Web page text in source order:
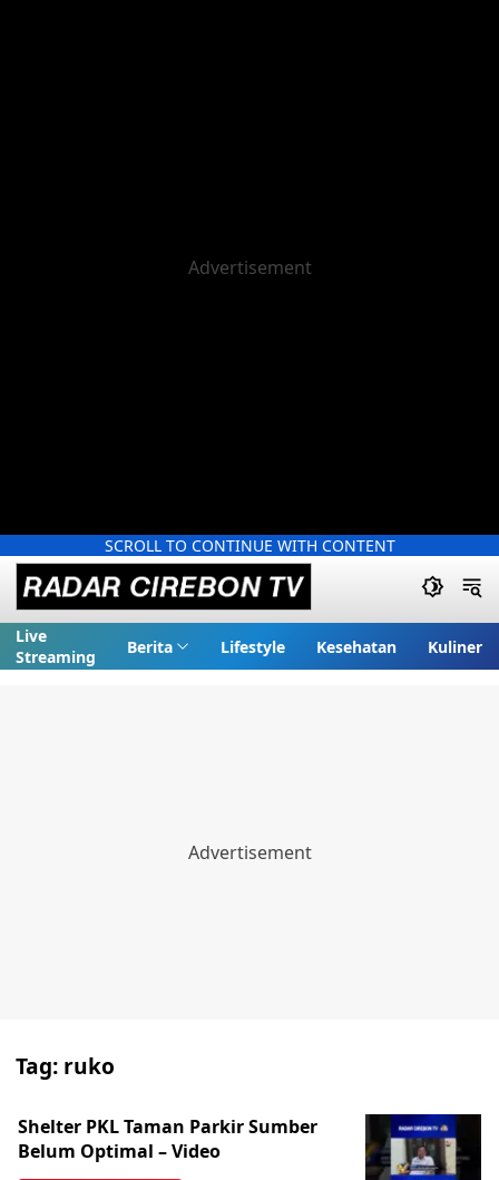
SCROLL TO CONTINUE WITH CONTENT
Live
Streaming
Berita Lifestyle Kesehatan Kuliner
Tag: ruko
Shelter PKL Taman Parkir Sumber
Belum Optimal – Video